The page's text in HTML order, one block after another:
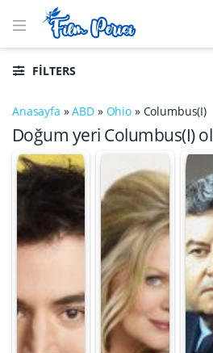
FILTERS
Anasayfa »ABD » Ohio » Columbus(I)
Doğum yeri Columbus(I)